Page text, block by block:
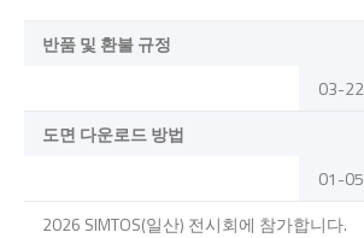
반품 및 환불 규정
03-22
도면 다운로드 방법
01-05
2026 SIMTOS(일산) 전시회에 참가합니다.